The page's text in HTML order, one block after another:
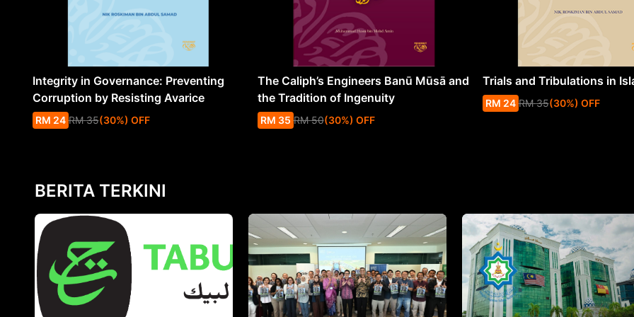
Integrity in Governance: Preventing
Corruption by Resisting Avarice
RM 24 RM 35(30%) OFF
The Caliph’s Engineers Banū Mūsā and
the Tradition of Ingenuity
RM 35 RM 50(30%) OFF
Trials and Tribulations in
RM 24 RM 35(30%) OFF
BERITA TERKINI